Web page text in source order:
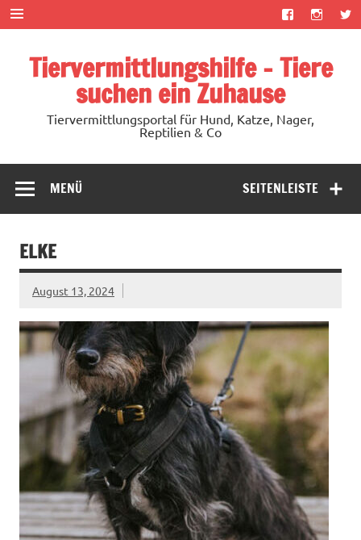
Zum
Inhalt
springen
Tiervermittlungshilfe – Tiere
suchen ein Zuhause
Tiervermittlungsportal für Hund, Katze, Nager,
Reptilien & Co
SEITENLEISTE
MENÜ
ELKE
August 13, 2024